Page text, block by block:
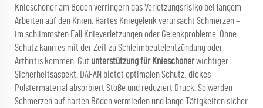
Knieschoner am Boden verringern das Verletzungsrisiko bei langem
Arbeiten auf den Knien. Hartes Kniegelenk verursacht Schmerzen –
im schlimmsten Fall Knieverletzungen oder Gelenkprobleme. Ohne
Schutz kann es mit der Zeit zu Schleimbeutelentzündung oder
Arthritis kommen. Gut unterstützung für Knieschonerwichtiger
Sicherheitsaspekt. DAFAN bietet optimalen Schutz: dickes
Polstermaterial absorbiert Stöße und reduziert Druck. So werden
Schmerzen auf harten Böden vermieden und lange Tätigkeiten sicher